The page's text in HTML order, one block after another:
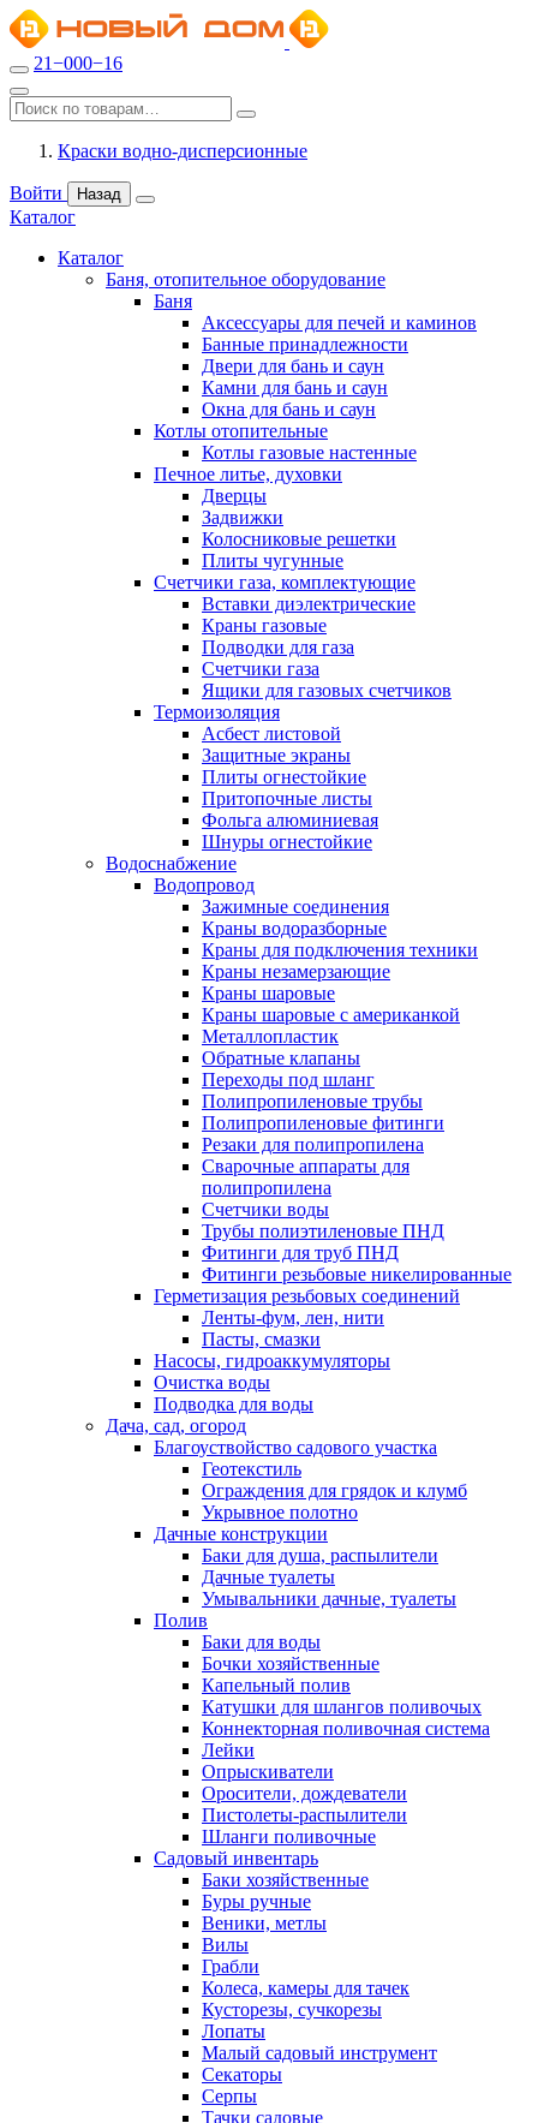
21−000−16
Краски водно-дисперсионные
Войти Назад
Каталог
Каталог
Баня, отопительное оборудование
Баня
Аксессуары для печей и каминов
Банные принадлежности
Двери для бань и саун
Камни для бань и саун
Окна для бань и саун
Котлы отопительные
Котлы газовые настенные
Печное литье, духовки
Дверцы
Задвижки
Колосниковые решетки
Плиты чугунные
Счетчики газа, комплектующие
Вставки диэлектрические
Краны газовые
Подводки для газа
Счетчики газа
Ящики для газовых счетчиков
Термоизоляция
Асбест листовой
Защитные экраны
Плиты огнестойкие
Притопочные листы
Фольга алюминиевая
Шнуры огнестойкие
Водоснабжение
Водопровод
Зажимные соединения
Краны водоразборные
Краны для подключения техники
Краны незамерзающие
Краны шаровые
Краны шаровые с американкой
Металлопластик
Обратные клапаны
Переходы под шланг
Полипропиленовые трубы
Полипропиленовые фитинги
Резаки для полипропилена
Сварочные аппараты для
полипропилена
Счетчики воды
Трубы полиэтиленовые ПНД
Фитинги для труб ПНД
Фитинги резьбовые никелированные
Герметизация резьбовых соединений
Ленты-фум, лен, нити
Пасты, смазки
Насосы, гидроаккумуляторы
Очистка воды
Подводка для воды
Дача, сад, огород
Благоуствойство садового участка
Геотекстиль
Ограждения для грядок и клумб
Укрывное полотно
Дачные конструкции
Баки для душа, распылители
Дачные туалеты
Умывальники дачные, туалеты
Полив
Баки для воды
Бочки хозяйственные
Капельный полив
Катушки для шлангов поливочых
Коннекторная поливочная система
Лейки
Опрыскиватели
Оросители, дождеватели
Пистолеты-распылители
Шланги поливочные
Садовый инвентарь
Баки хозяйственные
Буры ручные
Веники, метлы
Вилы
Грабли
Колеса, камеры для тачек
Кусторезы, сучкорезы
Лопаты
Малый садовый инструмент
Секаторы
Серпы
Тачки садовые